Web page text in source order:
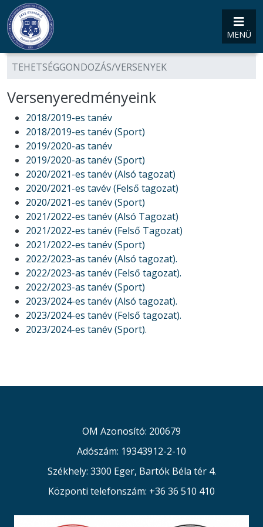
MENÜ
TEHETSÉGGONDOZÁS/VERSENYEK
Versenyeredményeink
2018/2019-es tanév
2018/2019-es tanév (Sport)
2019/2020-as tanév
2019/2020-as tanév (Sport)
2020/2021-es tanév (Alsó tagozat)
2020/2021-es tavév (Felső tagozat)
2020/2021-es tanév (Sport)
2021/2022-es tanév (Alsó Tagozat)
2021/2022-es tanév (Felső Tagozat)
2021/2022-es tanév (Sport)
2022/2023-as tanév (Alsó tagozat).
2022/2023-as tanév (Felső tagozat).
2022/2023-as tanév (Sport)
2023/2024-es tanév (Alsó tagozat).
2023/2024-es tanév (Felső tagozat).
2023/2024-es tanév (Sport).
OM Azonosító: 200679
Adószám: 19343912-2-10
Székhely: 3300 Eger, Bartók Béla tér 4.
Központi telefonszám: +36 36 510 410